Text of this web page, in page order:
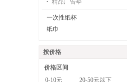
精品广告伞
一次性纸杯
纸巾
按价格
价格区间
0-10元
20-50元以下